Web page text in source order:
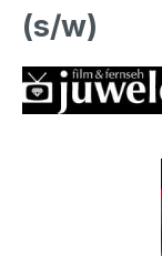
(s/w)
Bildergalerie